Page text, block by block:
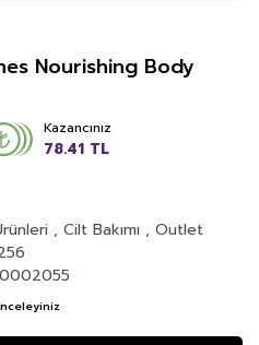
Nourishing Body
Kazancınız
78.41 TL
,Cilt Bakımı ,Outlet